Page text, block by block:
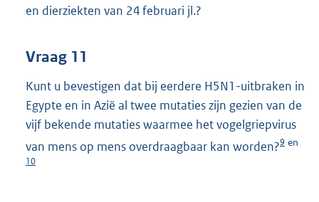
en dierziekten van 24 februari jl.?
Vraag 11
Kunt u bevestigen dat bij eerdere H5N1-uitbraken in
Egypte en in Azië al twee mutaties zijn gezien van de
vijf bekende mutaties waarmee het vogelgriepvirus
van mens op mens overdraagbaar kan worden?9 en
10